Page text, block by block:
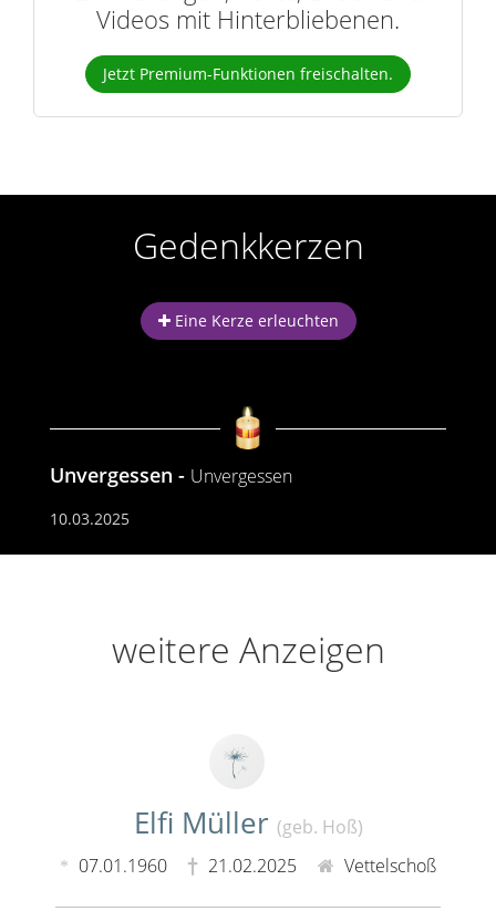
Videos mit Hinterbliebenen.
Jetzt Premium-Funktionen freischalten.
Gedenkkerzen
Eine Kerze erleuchten
Unvergessen Unvergessen
10.03.2025
weitere Anzeigen
Elfi Müller (geb. Hoß)
07.01.1960
21.02.2025 Vettelschoß